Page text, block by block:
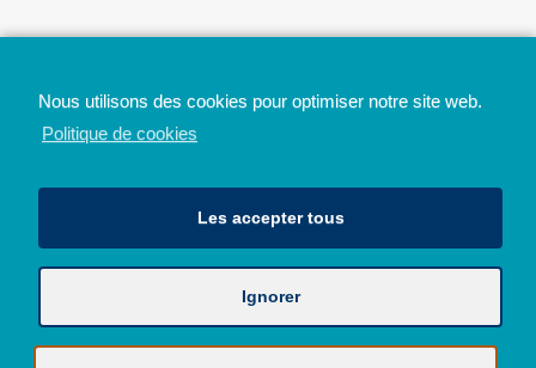
Avec le soutien de la Province de Liège
© 2026 - Tous droits réservés - JazzMania
Nous utilisons des cookies pour optimiser notre site web.
Politique de cookies
Les accepter tous
Ignorer